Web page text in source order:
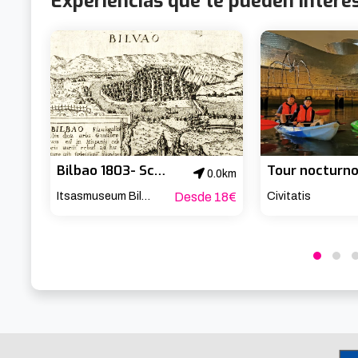
Bilbao 1803- Scape Room
0.0km
Itsasmuseum Bilbao
Desde 18€
Civitatis